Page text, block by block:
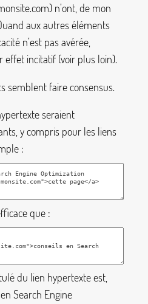
) n’ont, de mon
aux autres éléments
n’est pas avérée,
incitatif (voir plus loin).
semblent faire consensus.
seraient
y compris pour les liens
:
que :
du lien hypertexte est,
Search Engine